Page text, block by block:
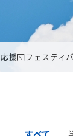
応援団フェスティ